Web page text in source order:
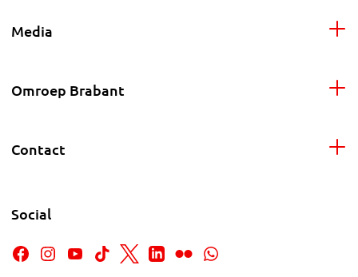
Media
Omroep Brabant
Contact
Social